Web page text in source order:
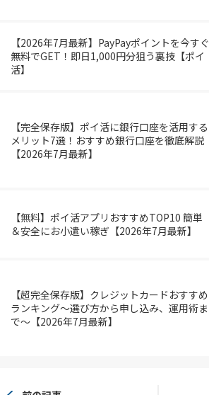
【2026年7月最新】PayPayポイントを今すぐ
無料でGET！即日1,000円分狙う裏技【ポイ
活】
【完全保存版】ポイ活に銀行口座を活用する
メリット7選！おすすめ銀行口座を徹底解説
【2026年7月最新】
【無料】ポイ活アプリおすすめTOP10 簡単
＆安全にお小遣い稼ぎ【2026年7月最新】
【超完全保存版】クレジットカードおすすめ
ランキング～選び方から申し込み、運用術ま
で～【2026年7月最新】